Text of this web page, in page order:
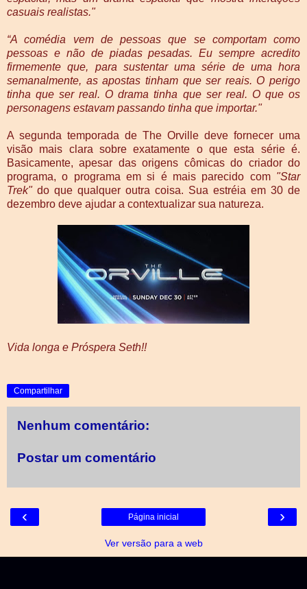
casuais realistas."
“A comédia vem de pessoas que se comportam como
pessoas e não de piadas pesadas. Eu sempre acredito
firmemente que, para sustentar uma série de uma hora
semanalmente, as apostas tinham que ser reais. O perigo
tinha que ser real. O drama tinha que ser real. O que os
personagens estavam passando tinha que importar."
A segunda temporada de The Orville deve fornecer uma
visão mais clara sobre exatamente o que esta série é.
Basicamente, apesar das origens cômicas do criador do
programa, o programa em si é mais parecido com "Star
Trek"do que qualquer outra coisa. Sua estréia em 30 de
dezembro deve ajudar a contextualizar sua natureza.
Vida longa e Próspera Seth!!
Compartilhar
Nenhum comentário:
Postar um comentário
‹ ›
Página inicial
Ver versão para a web